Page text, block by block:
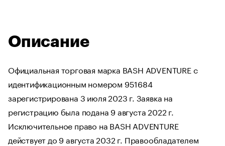
Описание
Официальная торговая марка BASH ADVENTURE с
идентификационным номером 951684
зарегистрирована 3 июля 2023 г. Заявка на
регистрацию была подана 9 августа 2022 г.
Исключительное право на BASH ADVENTURE
действует до 9 августа 2032 г. Правообладателем